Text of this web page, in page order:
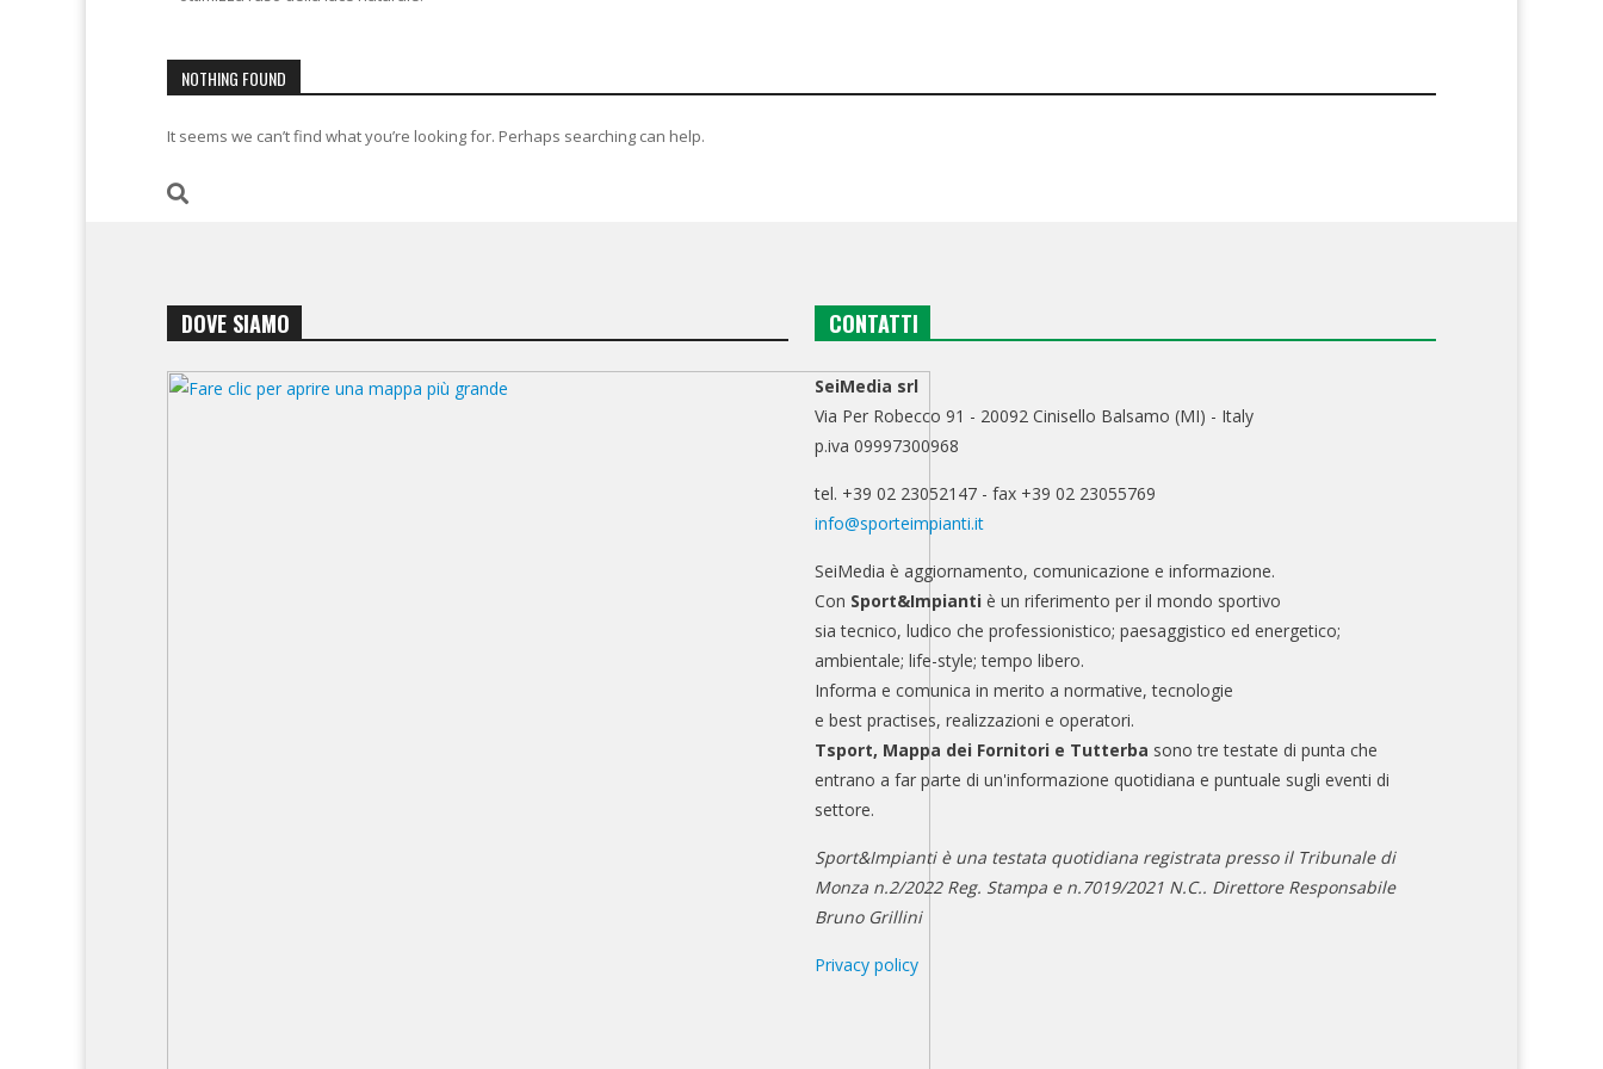
NOTHING FOUND
It seems we can’t find what you’re looking for. Perhaps searching can help.
DOVE SIAMO CONTATTI
SeiMedia srl
Via Per Robecco 91 - 20092 Cinisello Balsamo (MI) - Italy
p.iva 09997300968
tel. +39 02 23052147 - fax +39 02 23055769
info@sporteimpianti.it
SeiMedia è aggiornamento, comunicazione e informazione.
Con Sport&Impianti è un riferimento per il mondo sportivo
sia tecnico, ludico che professionistico; paesaggistico ed energetico;
ambientale; life-style; tempo libero.
Informa e comunica in merito a normative, tecnologie
e best practises, realizzazioni e operatori.
Tsport, Mappa dei Fornitori e Tutterba sono tre testate di punta che
entrano a far parte di un'informazione quotidiana e puntuale sugli eventi di
settore.
Sport&Impianti è una testata quotidiana registrata presso il Tribunale di
Monza n.2/2022 Reg. Stampa e n.7019/2021 N.C.. Direttore Responsabile
Bruno Grillini
Privacy policy